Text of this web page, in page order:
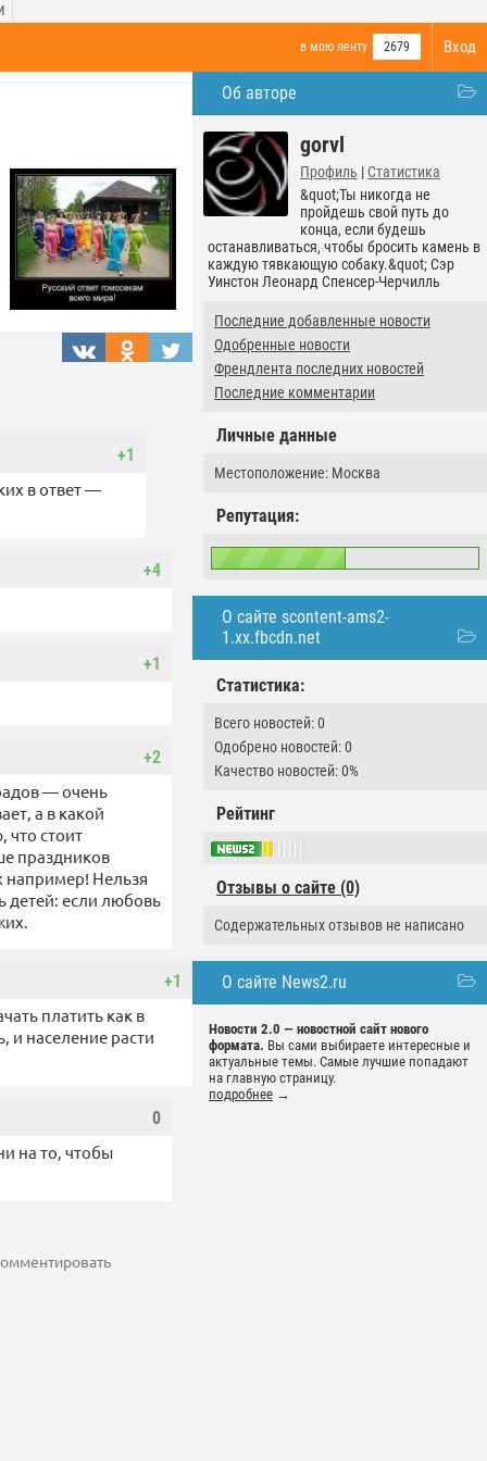
Вход
в мою ленту 2679
Об авторе
gorvl
Профиль | Статистика
&quot;Ты никогда не
пройдешь свой путь до
конца, если будешь
останавливаться, чтобы бросить камень в
каждую тявкающую собаку.&quot; Сэр
Уинстон Леонард Спенсер-Черчилль
Последние добавленные новости
Одобренные новости
Френдлента последних новостей
Последние комментарии
Личные данные
Местоположение: Москва
Репутация:
О сайте scontent-ams2-
1.xx.fbcdn.net
Статистика:
Всего новостей: 0
Одобрено новостей: 0
Качество новостей: 0%
Рейтинг
Отзывы о сайте (0)
Содержательных отзывов не написано
О сайте News2.ru
Новости 2.0 — новостной сайт нового
формата. Вы сами выбираете интересные и
актуальные темы. Самые лучшие попадают
на главную страницу.
подробнее →
+1
в ответ —
+4
+1
+2
— очень
а в какой
стоит
праздников
Нельзя
детей: если любовь
+1
платить как в
и население расти
0
на то, чтобы